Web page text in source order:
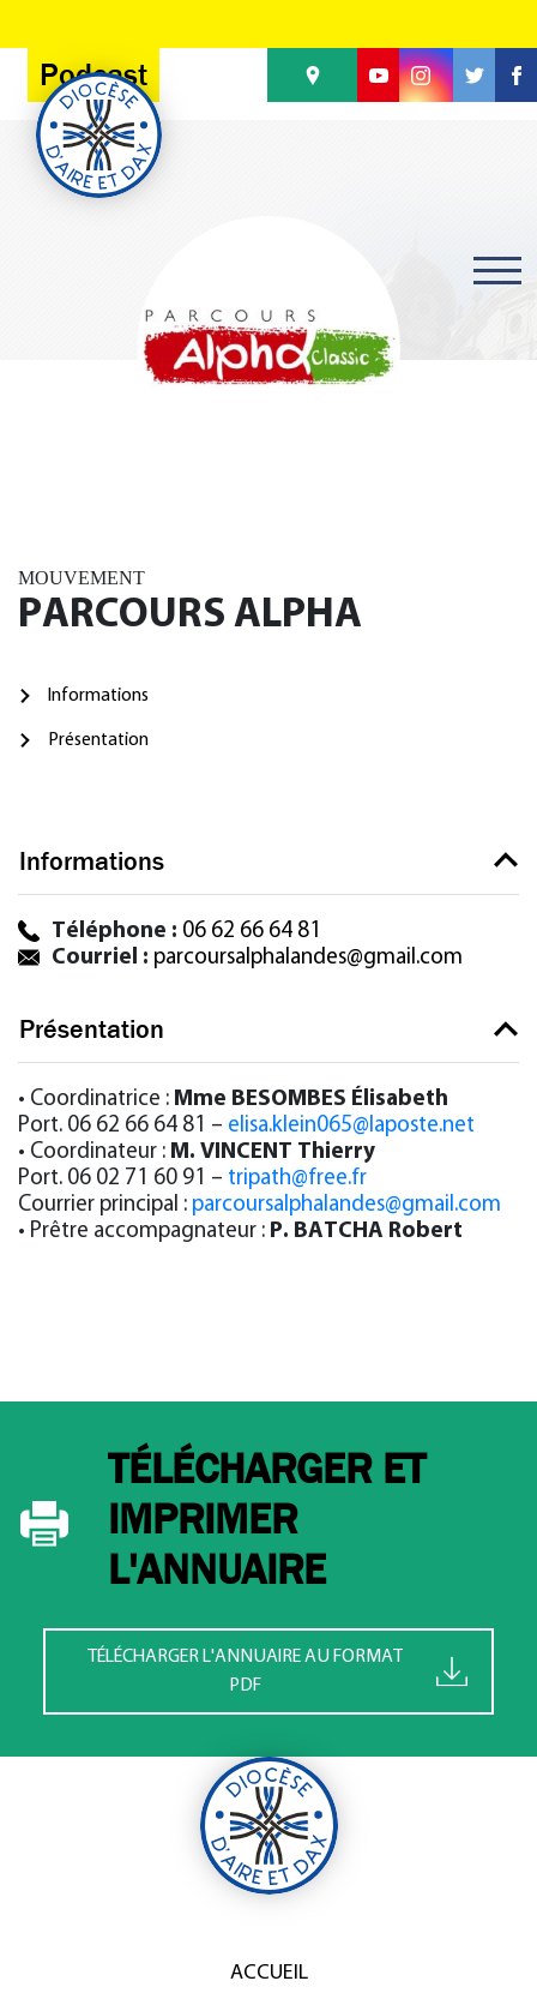
Podcast
MOUVEMENT
PARCOURS ALPHA
Informations
Présentation
Informations
Téléphone : 06 62 66 64 81
Courriel : parcoursalphalandes@gmail.com
Présentation
• Coordinatrice : Mme BESOMBES Élisabeth
Port. 06 62 66 64 81 – elisa.klein065@laposte.net
• Coordinateur : M. VINCENT Thierry
Port. 06 02 71 60 91 – tripath@free.fr
Courrier principal : parcoursalphalandes@gmail.com
• Prêtre accompagnateur : P. BATCHA Robert
TÉLÉCHARGER ET
IMPRIMER
L'ANNUAIRE
TÉLÉCHARGER L'ANNUAIRE AU FORMAT
PDF
ACCUEIL